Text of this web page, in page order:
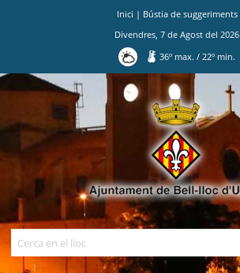
Inici | Bústia de suggeriments
Divendres 7 de Agost del 2026
36º max./ 22º min.